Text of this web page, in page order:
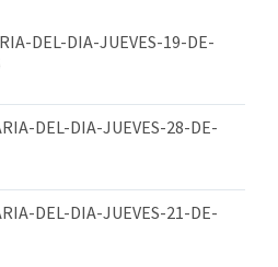
DEL-DIA-JUEVES-19-DE-
DEL-DIA-JUEVES-28-DE-
DEL-DIA-JUEVES-21-DE-